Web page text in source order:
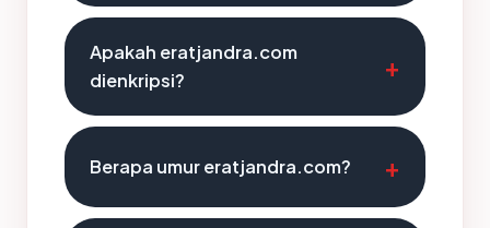
Apakah eratjandra.com
dienkripsi?
Berapa umur eratjandra.com?